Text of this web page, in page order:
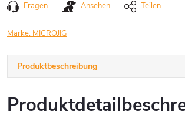
Fragen Ansehen Teilen
Marke: MICROJIG
Produktbeschreibung